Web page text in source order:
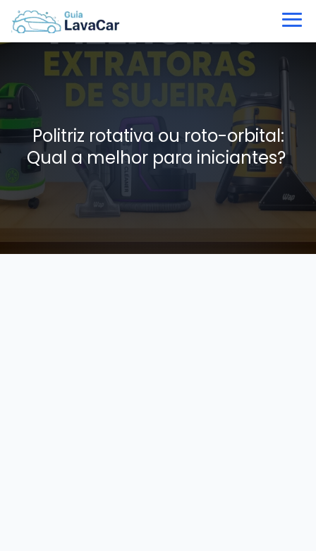
Politriz rotativa ou roto-orbital:
Qual a melhor para iniciantes?